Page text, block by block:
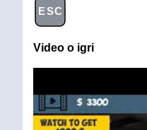
ESC
Video o igri